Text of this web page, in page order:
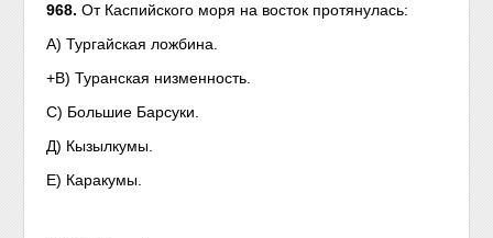
968.От Каспийского моря на восток протянулась:
А) Тургайская ложбина.
+B) Туранская низменность.
С) Большие Барсуки.
Д) Кызылкумы.
Е) Каракумы.